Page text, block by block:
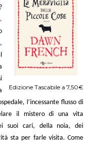
Edizione Tascabile a 7,50€
l’incessante flusso di
il mistero di una vita
suoi cari, della noia, dei
sta per farle visita. Come